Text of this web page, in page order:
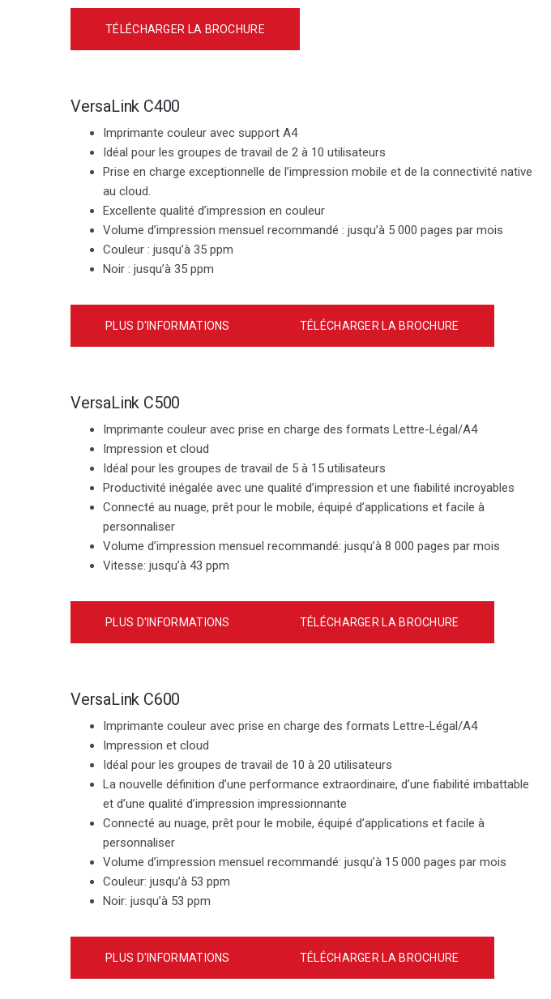
TÉLÉCHARGER LA BROCHURE
VersaLink C400
Imprimante couleur avec support A4
Idéal pour les groupes de travail de 2 à 10 utilisateurs
Prise en charge exceptionnelle de l’impression mobile et de la connectivité native
au cloud.
Excellente qualité d’impression en couleur
Volume d’impression mensuel recommandé : jusqu’à 5 000 pages par mois
Couleur : jusqu’à 35 ppm
Noir : jusqu’à 35 ppm
PLUS D'INFORMATIONS TÉLÉCHARGER LA BROCHURE
VersaLink C500
Imprimante couleur avec prise en charge des formats Lettre-Légal/A4
Impression et cloud
Idéal pour les groupes de travail de 5 à 15 utilisateurs
Productivité inégalée avec une qualité d’impression et une fiabilité incroyables
Connecté au nuage, prêt pour le mobile, équipé d’applications et facile à
personnaliser
Volume d’impression mensuel recommandé: jusqu’à 8 000 pages par mois
Vitesse: jusqu’à 43 ppm
PLUS D'INFORMATIONS TÉLÉCHARGER LA BROCHURE
VersaLink C600
Imprimante couleur avec prise en charge des formats Lettre-Légal/A4
Impression et cloud
Idéal pour les groupes de travail de 10 à 20 utilisateurs
La nouvelle définition d’une performance extraordinaire, d’une fiabilité imbattable
et d’une qualité d’impression impressionnante
Connecté au nuage, prêt pour le mobile, équipé d’applications et facile à
personnaliser
Volume d’impression mensuel recommandé: jusqu’à 15 000 pages par mois
Couleur: jusqu’à 53 ppm
Noir: jusqu’à 53 ppm
PLUS D'INFORMATIONS TÉLÉCHARGER LA BROCHURE